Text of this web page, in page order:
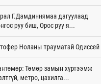
11 цаг 56 мин
хэмжээг цуцална
сард 1,439.2 кг үнэт металл
Г.Дамдиннямаа дагуулаад
руу биш, Орос руу я...
Ноланы трауматай Одиссей
Төмөр замын хүртээмж
метро, цахилга...